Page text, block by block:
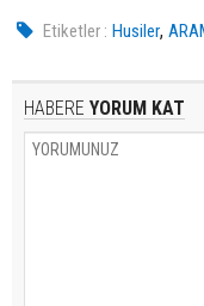
Etiketler : Husiler,
HABERE YORUM KAT